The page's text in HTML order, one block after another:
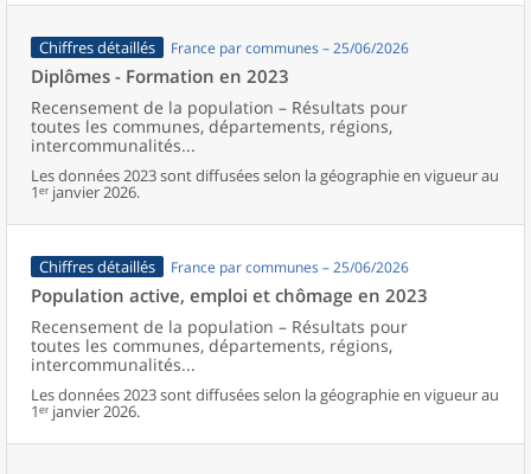
Chiffres détaillés France par communes – 25/06/2026
Diplômes - Formation en 2023
Recensement de la population – Résultats pour
toutes les communes, départements, régions,
intercommunalités...
Les données 2023 sont diffusées selon la géographie en vigueur au
1ᵉʳ janvier 2026.
Chiffres détaillés France par communes – 25/06/2026
Population active, emploi et chômage en 2023
Recensement de la population – Résultats pour
toutes les communes, départements, régions,
intercommunalités...
Les données 2023 sont diffusées selon la géographie en vigueur au
1ᵉʳ janvier 2026.